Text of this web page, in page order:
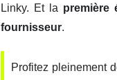
Linky. Et la première
fournisseur.
Profitez pleinement